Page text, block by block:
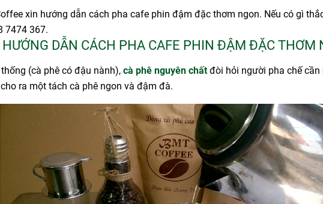
xin hướng dẫn cách pha cafe phin đậm đặc thơm ngon. Nếu có gì
7474 367.
HƯỚNG DẪN CÁCH PHA CAFE PHIN ĐẬM ĐẶC THƠM
(cà phê có đậu nành), cà phê nguyên chấtđòi hỏi người pha chế cần
ra một tách cà phê ngon và đậm đà.